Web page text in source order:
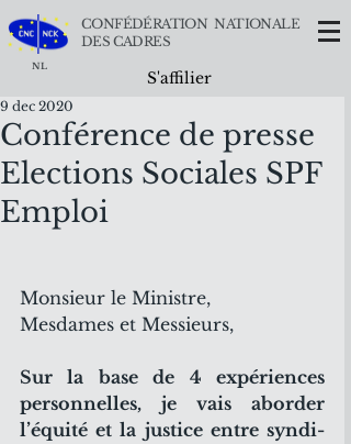
NL
CONFÉDÉRATION NATIONALE
DES CADRES
S'affilier
Conférence de presse
Elections Sociales SPF
Emploi
9 dec 2020
Monsieur le Ministre,
Mesdames et Messieurs,
Sur la base de 4 expériences
personnelles, je vais aborder
l’équité et la justice entre syndi-